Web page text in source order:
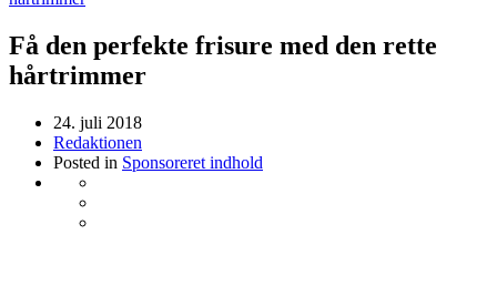
Få den perfekte frisure med den rette
hårtrimmer
24. juli 2018
Redaktionen
Posted in Sponsoreret indhold